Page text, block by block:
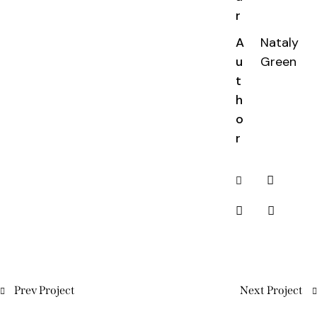
r
A
u
t
h
o
r
Nataly
Green
Prev Project Next Project